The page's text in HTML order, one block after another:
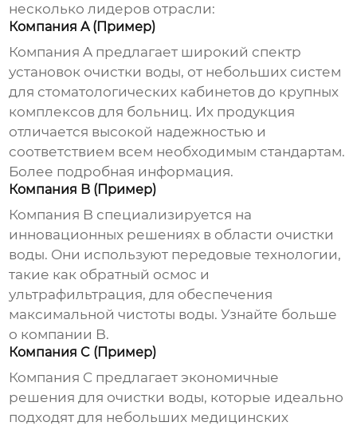
несколько лидеров отрасли:
Компания A (Пример)
Компания A предлагает широкий спектр
установок очистки воды, от небольших систем
для стоматологических кабинетов до крупных
комплексов для больниц. Их продукция
отличается высокой надежностью и
соответствием всем необходимым стандартам.
Более подробная информация.
Компания B (Пример)
Компания B специализируется на
инновационных решениях в области очистки
воды. Они используют передовые технологии,
такие как обратный осмос и
ультрафильтрация, для обеспечения
максимальной чистоты воды.Узнайте больше
о компании B.
Компания C (Пример)
Компания C предлагает экономичные
решения для очистки воды, которые идеально
подходят для небольших медицинских